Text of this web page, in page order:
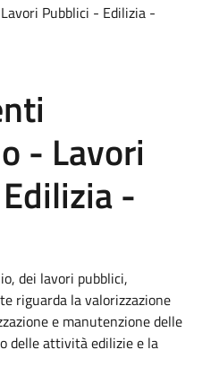
Pubblici - Edilizia -
- Lavori
-
dei lavori pubblici,
riguarda la valorizzazione
e manutenzione delle
delle attività edilizie e la